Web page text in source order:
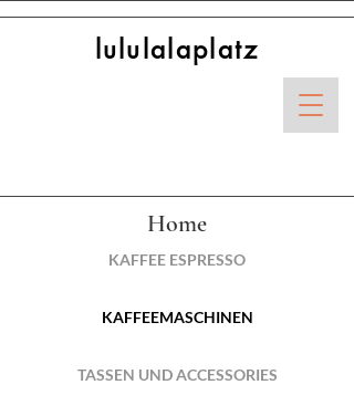
lululalaplatz
Home
KAFFEE ESPRESSO
KAFFEEMASCHINEN
TASSEN UND ACCESSORIES